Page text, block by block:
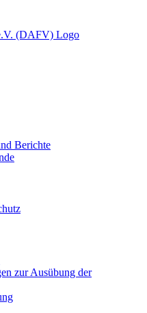
Berichte
zur Ausübung der